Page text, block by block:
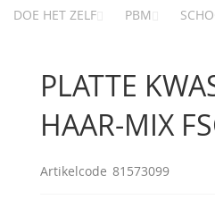
DOE HET ZELF PBM
PLATTE
HAAR-MIX
Artikelcode 81573099